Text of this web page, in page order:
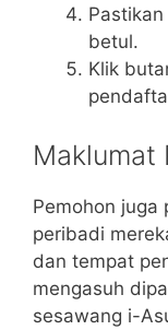
betul.
Klik
Maklumat
Pemohon juga
peribadi
dan tempat
mengasuh
sesawang i-